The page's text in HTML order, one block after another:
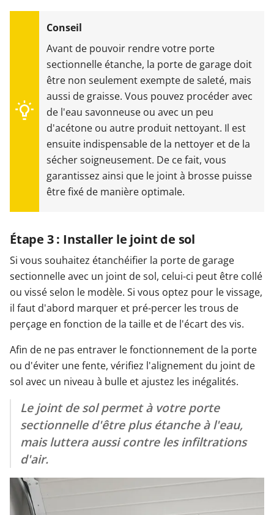
Avant de pouvoir rendre votre porte
sectionnelle étanche, la porte de garage doit
être non seulement exempte de saleté, mais
aussi de graisse. Vous pouvez procéder avec
de l'eau savonneuse ou avec un peu
d'acétone ou autre produit nettoyant. Il est
ensuite indispensable de la nettoyer et de la
sécher soigneusement. De ce fait, vous
garantissez ainsi que le joint à brosse puisse
être fixé de manière optimale.
Étape 3 : Installer le joint de sol
Si vous souhaitez étanchéifier la porte de garage
sectionnelle avec un joint de sol, celui-ci peut être collé
ou vissé selon le modèle. Si vous optez pour le vissage,
il faut d'abord marquer et pré-percer les trous de
perçage en fonction de la taille et de l'écart des vis.
Afin de ne pas entraver le fonctionnement de la porte
ou d'éviter une fente, vérifiez l'alignement du joint de
sol avec un niveau à bulle et ajustez les inégalités.
Le joint de sol permet à votre porte
sectionnelle d'être plus étanche à l'eau,
mais luttera aussi contre les infiltrations
d'air.